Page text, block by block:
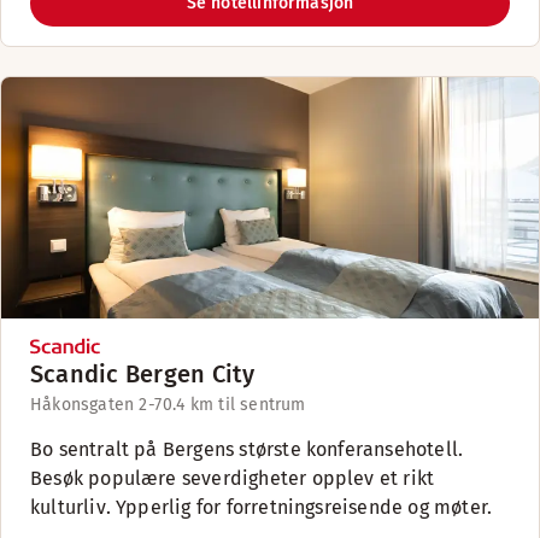
Scandic Bergen City
Håkonsgaten 2-70.4 km til sentrum
Bo sentralt på Bergens største konferansehotell.
Besøk populære severdigheter opplev et rikt
kulturliv. Ypperlig for forretningsreisende og møter.